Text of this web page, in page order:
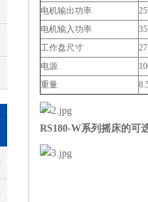
电机输出功率
电机输入功率
工作盘尺寸
电源
重量
RS180-W系列摇床的可